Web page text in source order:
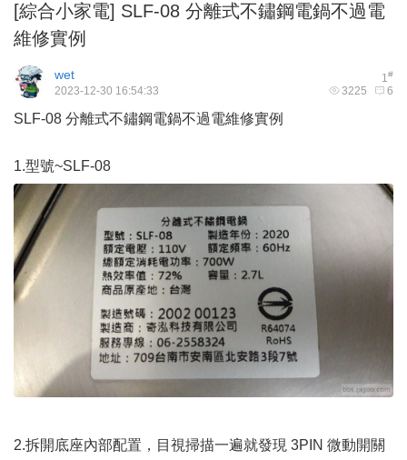
[綜合小家電] SLF-08 分離式不鏽鋼電鍋不過電
維修實例
1#
wet
3225 6
2023-12-30 16:54:33
SLF-08 分離式不鏽鋼電鍋不過電維修實例
1.型號~SLF-08
2.拆開底座內部配置，目視掃描一遍就發現 3PIN 微動開關